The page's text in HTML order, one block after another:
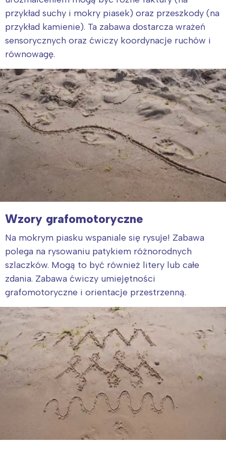
przykład suchy i mokry piasek) oraz przeszkody (na
przykład kamienie). Ta zabawa dostarcza wrażeń
sensorycznych oraz ćwiczy koordynacje ruchów i
równowagę.
Wzory grafomotoryczne
Na mokrym piasku wspaniale się rysuje! Zabawa
polega na rysowaniu patykiem różnorodnych
szlaczków. Mogą to być również litery lub całe
zdania. Zabawa ćwiczy umiejętności
grafomotoryczne i orientacje przestrzenną.